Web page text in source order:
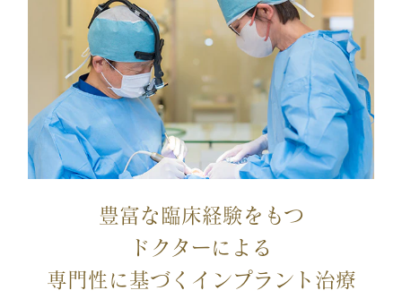
豊富な臨床経験をもつ
ドクターによる
専門性に基づくインプラント治療